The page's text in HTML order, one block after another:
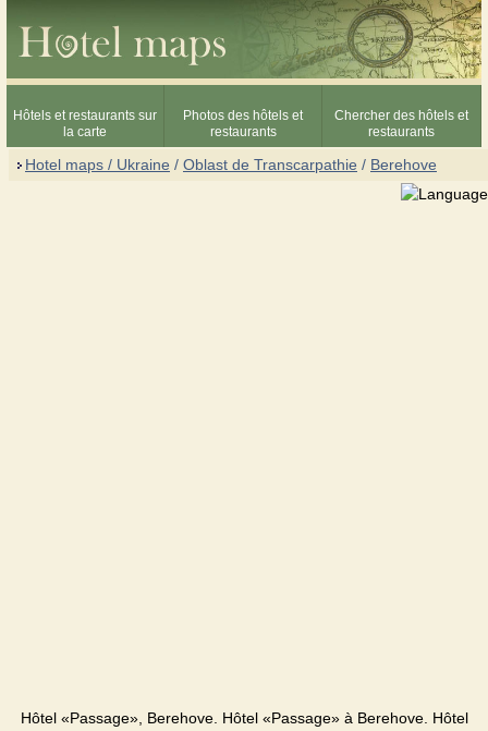
Hôtels et restaurants sur
la carte
Photos des hôtels et
restaurants
Chercher des hôtels et
restaurants
Hotel maps / Ukraine / Oblast de Transcarpathie / Berehove
Hôtel «Passage», Berehove. Hôtel «Passage» à Berehove. Hôtel